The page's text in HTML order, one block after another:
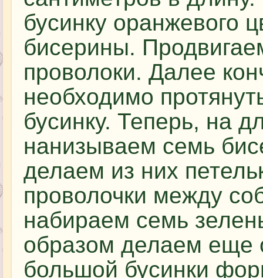
бусинку оранжевого
бисерины.
проволоки. Далее
необходимо
бусинку. Теперь, на
нанизываем семь
делаем из них
проволочки между
набираем семь
образом делаем еще
большой бусинки